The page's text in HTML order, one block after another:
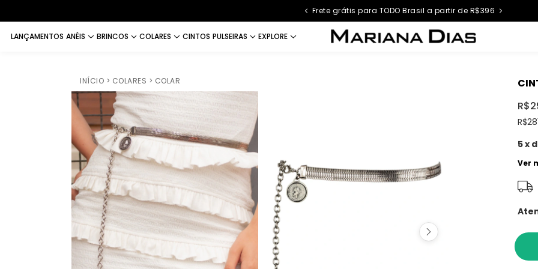
Frete grátis para TODO Brasil a partir de R$396
LANÇAMENTOS ANÉIS BRINCOS COLARES CINTOS PULSEIRAS EXPLORE
INÍCIO > COLARES > COLAR
5x
Ver